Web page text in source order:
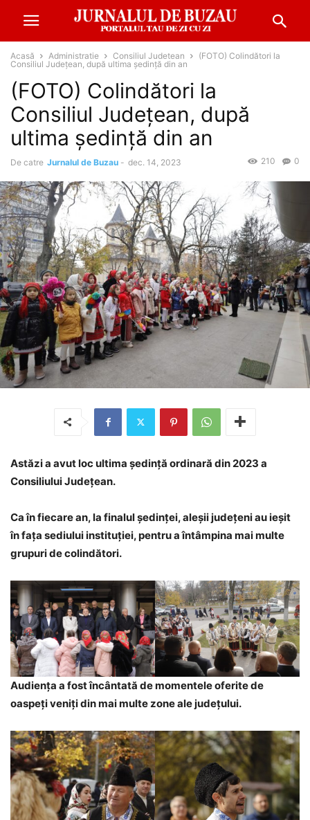
Acasă Administratie Consiliul Judetean
(FOTO) Colindători la
Consiliul Județean, după ultima ședință din an
(FOTO) Colindători la
Consiliul Județean, după
ultima ședință din an
De catre Jurnalul de Buzau - dec. 14, 2023 0
210
Astăzi a avut loc ultima ședință ordinară din 2023 a
Consiliului Județean.
Ca în fiecare an, la finalul ședinței, aleșii județeni au ieșit
în fața sediului instituției, pentru a întâmpina mai multe
grupuri de colindători.
Audiența a fost încântată de momentele oferite de
oaspeți veniți din mai multe zone ale județului.